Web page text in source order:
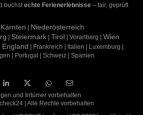
buchstechte Ferienerlebnisse – fair, geprüft
Kärnten Niederösterreich
Steiermark Tirol | Vorarlberg | Wien
England | Frankreich | Italien | Luxemburg |
| Portugal | Schweiz | Spanien
und Irrtümer vorbehalten
| Alle Rechte vorbehalten